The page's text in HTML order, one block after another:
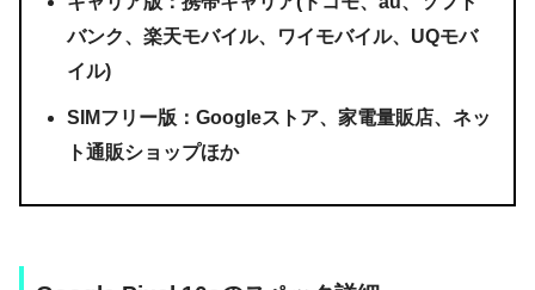
バンク、楽天モバイル、ワイモバイル、UQモバ
イル)
SIMフリー版：Googleストア、家電量販店、ネッ
ト通販ショップほか